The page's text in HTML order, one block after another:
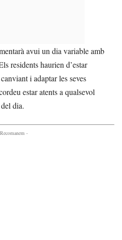
avui un dia variable amb
residents haurien d’estar
i adaptar les seves
estar atents a qualsevol
dia.
-